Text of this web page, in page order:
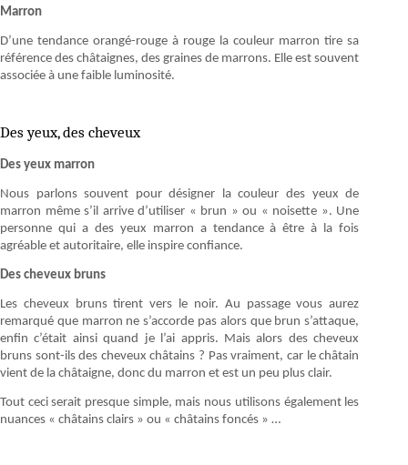
Marron
D’une tendance orangé-rouge à rouge la couleur marron tire sa
référence des châtaignes, des graines de marrons. Elle est souvent
associée à une faible luminosité.
Des yeux, des cheveux
Des yeux marron
Nous parlons souvent pour désigner la couleur des yeux de
marron même s’il arrive d’utiliser « brun » ou « noisette ». Une
personne qui a des yeux marron a tendance à être à la fois
agréable et autoritaire, elle inspire confiance.
Des cheveux bruns
Les cheveux bruns tirent vers le noir. Au passage vous aurez
remarqué que marron ne s’accorde pas alors que brun s’attaque,
enfin c’était ainsi quand je l’ai appris. Mais alors des cheveux
bruns sont-ils des cheveux châtains ? Pas vraiment, car le châtain
vient de la châtaigne, donc du marron et est un peu plus clair.
Tout ceci serait presque simple, mais nous utilisons également les
nuances « châtains clairs » ou « châtains foncés » …